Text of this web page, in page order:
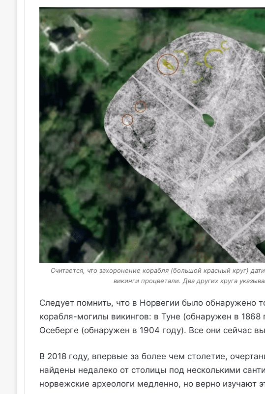
Считается, что захоронение корабля (большой красный круг)
викинги процветали. Два других круга
Следует помнить, что в Норвегии было обнаружено
корабля-могилы викингов: в Туне (обнаружен в 1868
Осеберге (обнаружен в 1904 году). Все они сейчас
В 2018 году, впервые за более чем столетие,
найдены недалеко от столицы под несколькими
норвежские археологи медленно, но верно изучают